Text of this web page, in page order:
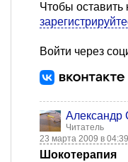
Чтобы оставить
Войти через
Александр
Читатель
23 марта 2009 в 04:39
Шокотерапия